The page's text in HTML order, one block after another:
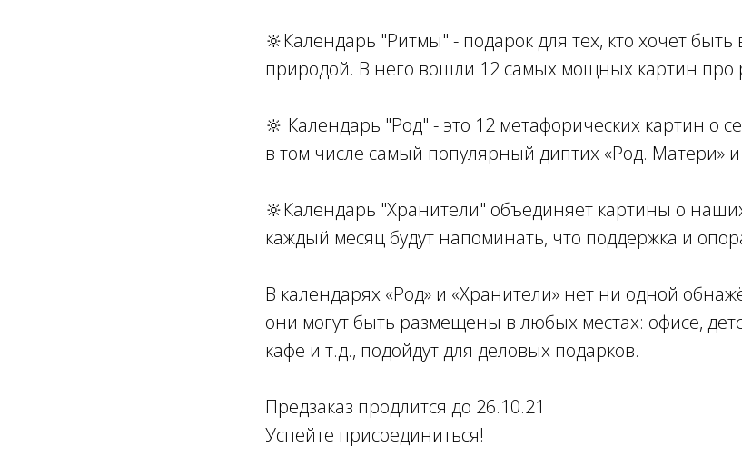
🔆Календарь "Ритмы" - подарок для тех, кто хочет быть
природой. В него вошли 12 самых мощных картин про
🔆 Календарь "Род" - это 12 метафорических картин о
в том числе самый популярный диптих «Род. Матери»
🔆Календарь "Хранители" объединяет картины о
каждый месяц будут напоминать, что поддержка и
В календарях «Род» и «Хранители» нет ни одной
они могут быть размещены в любых местах: офисе,
кафе и т.д., подойдут для деловых подарков.
Предзаказ продлится до 26.10.21
Успейте присоединиться!